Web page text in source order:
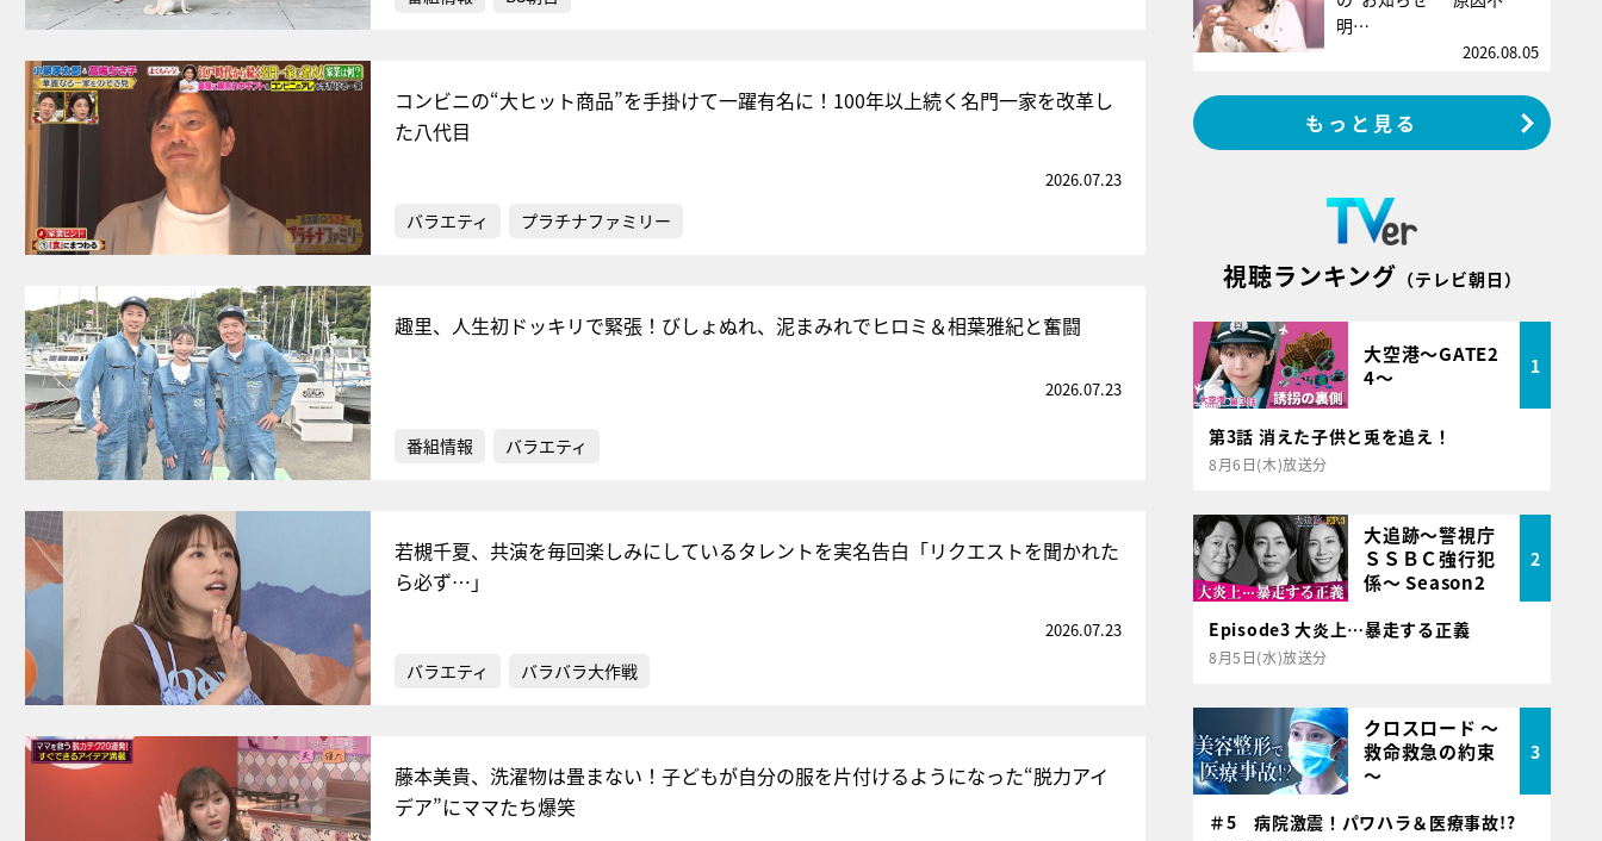
コンビニの“大ヒット商品”を手掛けて一躍有名に！100年以上続く名門一家を改革し
た八代目
2026.07.23
バラエティ プラチナファミリー
趣里、人生初ドッキリで緊張！びしょぬれ、泥まみれでヒロミ＆相葉雅紀と奮闘
2026.07.23
番組情報 バラエティ
若槻千夏、共演を毎回楽しみにしているタレントを実名告白「リクエストを聞かれた
ら必ず…」
2026.07.23
バラエティ バラバラ大作戦
藤本美貴、洗濯物は畳まない！子どもが自分の服を片付けるようになった“脱力アイ
デア”にママたち爆笑
明…
2026.08.05
もっと見る
視聴ランキング （テレビ朝日）
大空港～GATE2
4～
1
第3話 消えた子供と兎を追え！
8月6日(木)放送分
大追跡～警視庁
ＳＳＢＣ強行犯
係～ Season2
2
Episode3 大炎上…暴走する正義
8月5日(水)放送分
クロスロード ～
救命救急の約束
～
3
＃5 病院激震！パワハラ＆医療事故!?